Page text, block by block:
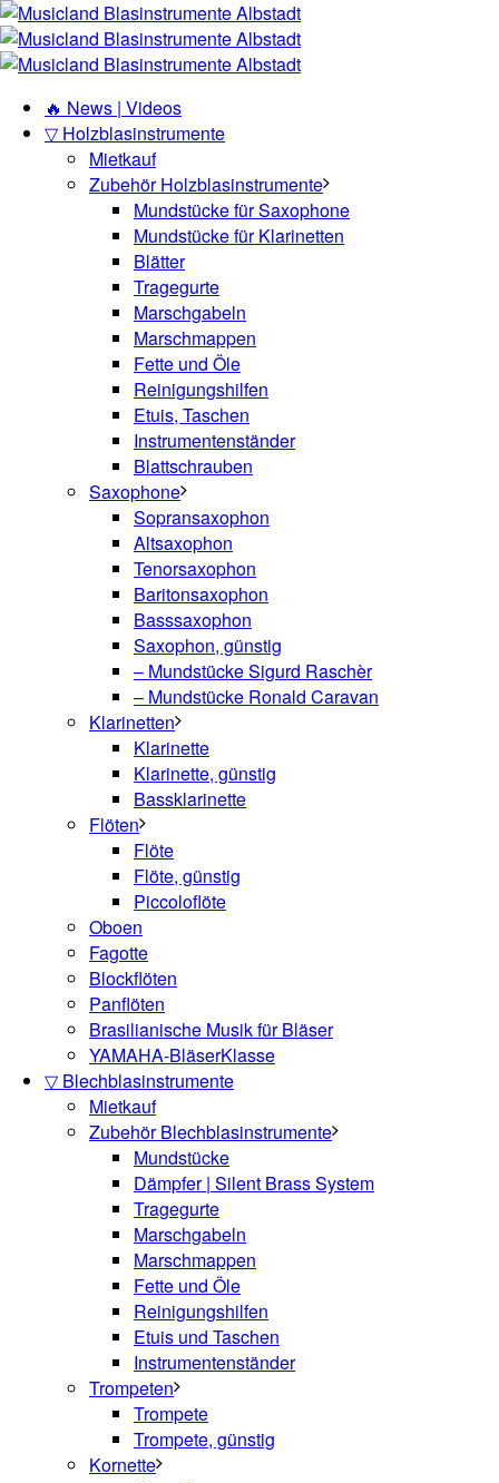
🔥 News | Videos
▽ Holzblasinstrumente
Mietkauf
Zubehör Holzblasinstrumente
Mundstücke für Saxophone
Mundstücke für Klarinetten
Blätter
Tragegurte
Marschgabeln
Marschmappen
Fette und Öle
Reinigungshilfen
Etuis, Taschen
Instrumentenständer
Blattschrauben
Saxophone
Sopransaxophon
Altsaxophon
Tenorsaxophon
Baritonsaxophon
Basssaxophon
Saxophon, günstig
– Mundstücke Sigurd Raschèr
– Mundstücke Ronald Caravan
Klarinetten
Klarinette
Klarinette, günstig
Bassklarinette
Flöten
Flöte
Flöte, günstig
Piccoloflöte
Oboen
Fagotte
Blockflöten
Panflöten
Brasilianische Musik für Bläser
YAMAHA-BläserKlasse
▽ Blechblasinstrumente
Mietkauf
Zubehör Blechblasinstrumente
Mundstücke
Dämpfer | Silent Brass System
Tragegurte
Marschgabeln
Marschmappen
Fette und Öle
Reinigungshilfen
Etuis und Taschen
Instrumentenständer
Trompeten
Trompete
Trompete, günstig
Kornette